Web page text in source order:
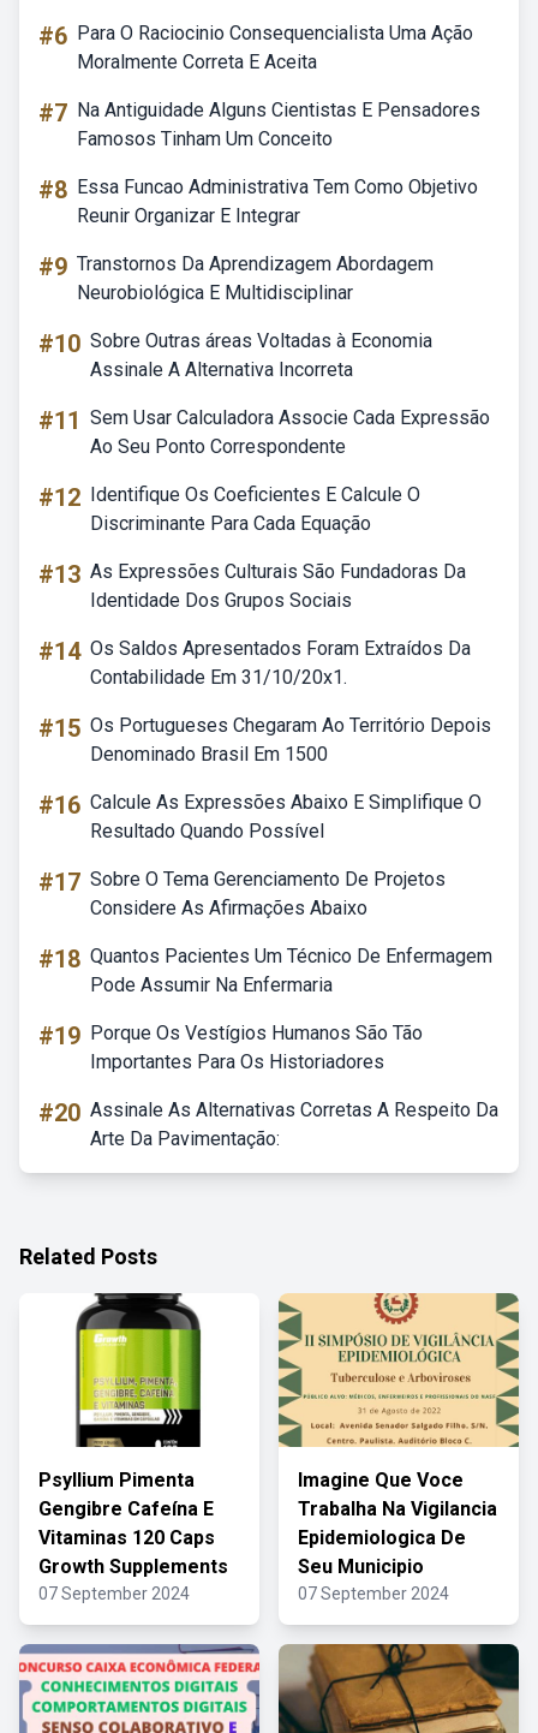
#6 Para O Raciocinio Consequencialista Uma Ação
Moralmente Correta E Aceita
#7 Na Antiguidade Alguns Cientistas E Pensadores
Famosos Tinham Um Conceito
#8 Essa Funcao Administrativa Tem Como Objetivo
Reunir Organizar E Integrar
#9 Transtornos Da Aprendizagem Abordagem
Neurobiológica E Multidisciplinar
#10 Sobre Outras áreas Voltadas à Economia
Assinale A Alternativa Incorreta
#11 Sem Usar Calculadora Associe Cada Expressão
Ao Seu Ponto Correspondente
#12 Identifique Os Coeficientes E Calcule O
Discriminante Para Cada Equação
#13 As Expressões Culturais São Fundadoras Da
Identidade Dos Grupos Sociais
#14 Os Saldos Apresentados Foram Extraídos Da
Contabilidade Em 31/10/20x1.
#15 Os Portugueses Chegaram Ao Território Depois
Denominado Brasil Em 1500
#16 Calcule As Expressões Abaixo E Simplifique O
Resultado Quando Possível
#17 Sobre O Tema Gerenciamento De Projetos
Considere As Afirmações Abaixo
#18 Quantos Pacientes Um Técnico De Enfermagem
Pode Assumir Na Enfermaria
#19 Porque Os Vestígios Humanos São Tão
Importantes Para Os Historiadores
#20 Assinale As Alternativas Corretas A Respeito Da
Arte Da Pavimentação:
Related Posts
Psyllium Pimenta
Gengibre Cafeína E
Vitaminas 120 Caps
Growth Supplements
07 September 2024
Imagine Que Voce
Trabalha Na Vigilancia
Epidemiologica De
Seu Municipio
07 September 2024